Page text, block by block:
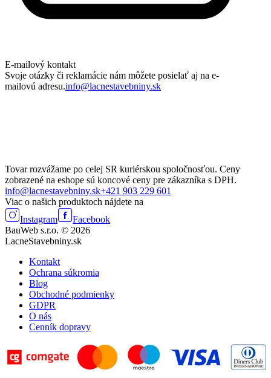
E-mailový kontakt
Svoje otázky či reklamácie nám môžete posielať aj na e-
mailovú adresu.info@lacnestavebniny.sk
Tovar rozvážame po celej SR kuriérskou spoločnosťou. Ceny
zobrazené na eshope sú koncové ceny pre zákazníka s DPH.
info@lacnestavebniny.sk+421 903 229 601
Viac o našich produktoch nájdete na
Instagram
Facebook
BauWeb s.r.o. © 2026
LacneStavebniny.sk
Kontakt
Ochrana súkromia
Blog
Obchodné podmienky
GDPR
O nás
Cenník dopravy